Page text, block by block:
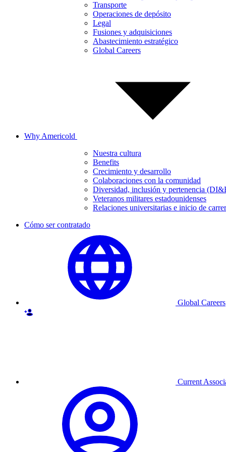
Transporte
Operaciones de depósito
Legal
Fusiones y adquisiciones
Abastecimiento estratégico
Global Careers
Why Americold
Nuestra cultura
Benefits
Crecimiento y desarrollo
Colaboraciones con la comunidad
Diversidad, inclusión y pertenencia
Veteranos militares estadounidenses
Relaciones universitarias e inicio de
Cómo ser contratado
Global Careers
Current